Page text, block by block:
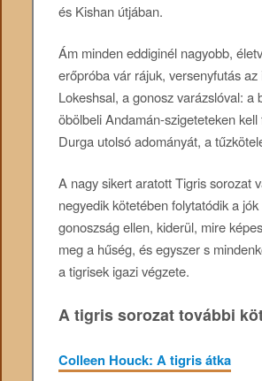
és Kishan útjában.
Ám minden eddiginél nagyobb,
erőpróba vár rájuk, versenyfutás az
Lokeshsal, a gonosz varázslóval: a
öbölbeli Andamán-szigeteteken kell
Durga utolsó adományát, a
A nagy sikert aratott Tigris sorozat
negyedik kötetében folytatódik a
gonoszság ellen, kiderül, mire
meg a hűség, és egyszer s
a tigrisek igazi végzete.
A tigris sorozat további
Colleen Houck: A tigris átka